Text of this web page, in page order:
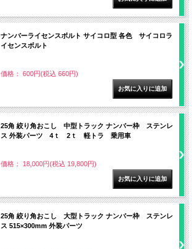
ナンバーライセンスボルト サイコロ型 各色 サイコロラ
イセンスボルト
価格： 600円(税込 660円)
25角 絞り角おこし 中型トラック ナンバー枠 ステンレ
ス 外装パーツ 4ｔ 2ｔ 軽トラ 乗用車
価格： 18,000円(税込 19,800円)
25角 絞り角おこし 大型トラック ナンバー枠 ステンレ
ス 515×300mm 外装パーツ